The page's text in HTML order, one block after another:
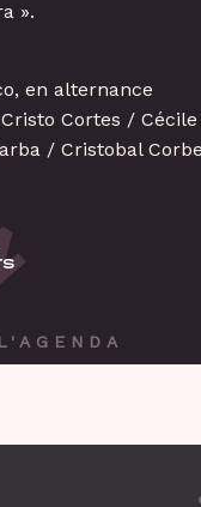
».
en alternance
Cortes / Cécile
/ Cristobal